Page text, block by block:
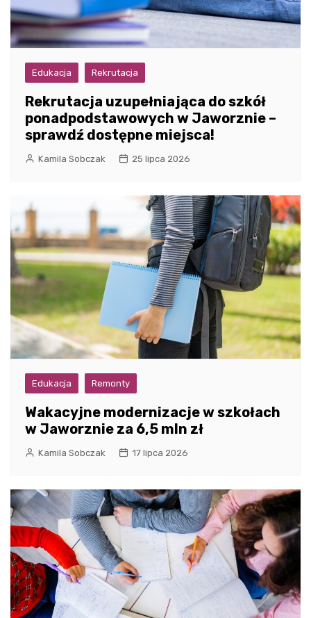
Edukacja Rekrutacja
Rekrutacja uzupełniająca do szkół
ponadpodstawowych w Jaworznie –
sprawdź dostępne miejsca!
Kamila Sobczak 25 lipca 2026
Edukacja Remonty
Wakacyjne modernizacje w szkołach
w Jaworznie za 6,5 mln zł
Kamila Sobczak 17 lipca 2026